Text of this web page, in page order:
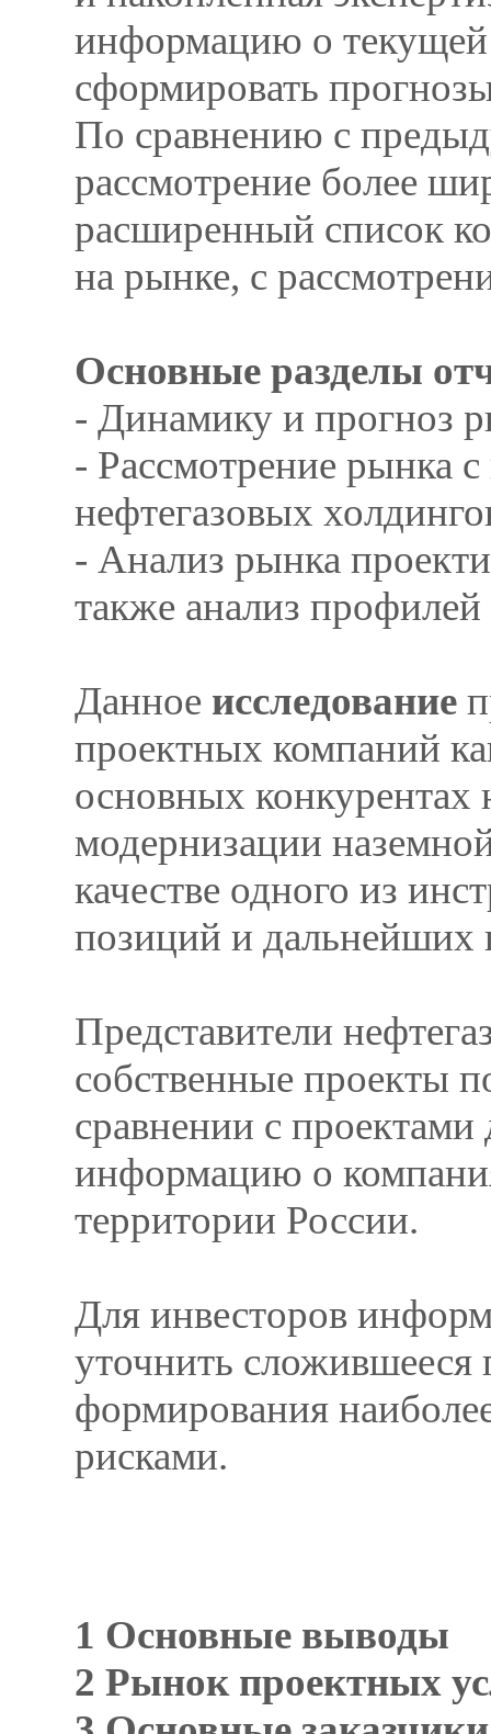
информацию о текущей
сформировать
По сравнению с
рассмотрение более
расширенный список
на рынке, с
Основные разделы
- Динамику и прогноз
- Рассмотрение рынка
нефтегазовых
- Анализ рынка
также анализ
Данное исследование
проектных компаний
основных конкурентах
модернизации
качестве одного из
позиций и дальнейших
Представители
собственные проекты
сравнении с
информацию о
территории России.
Для инвесторов
уточнить сложившееся
формирования
рисками.
1 Основные выводы
2 Рынок проектных